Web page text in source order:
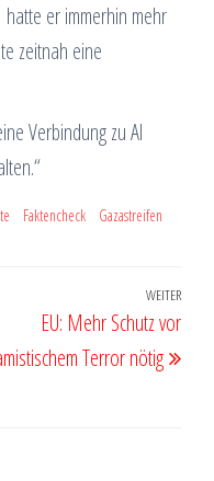
er immerhin mehr
zeitnah eine
Verbindung zu Al
Faktencheck
Gazastreifen
WEITER
EU: Mehr Schutz vor
Terror nötig